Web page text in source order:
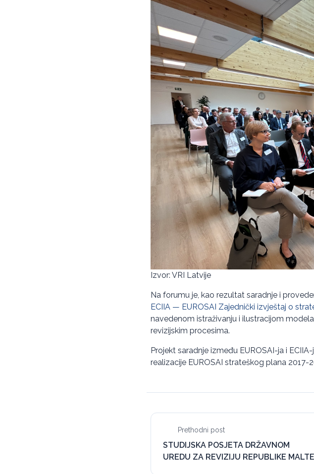
Izvor: VRI Latvije
Na forumu je, kao rezultat saradnje i
ECIIA — EUROSAI Zajednički izvještaj o
navedenom istraživanju i ilustracijom
revizijskim procesima.
Projekt saradnje između EUROSAI-ja i
realizacije EUROSAI strateškog plana 2017-
Prethodni post
STUDIJSKA POSJETA DRŽAVNOM
UREDU ZA REVIZIJU REPUBLIKE MALTE